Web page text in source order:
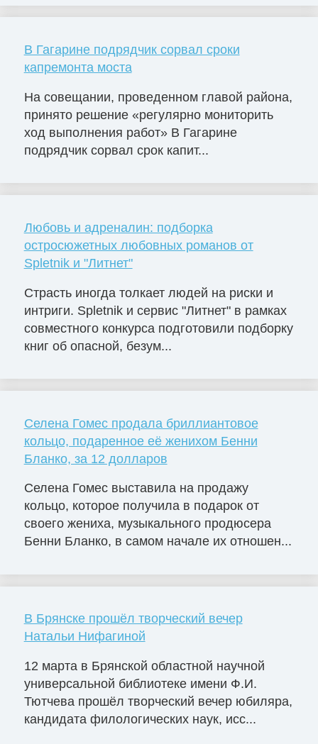
В Гагарине подрядчик сорвал сроки
капремонта моста
На совещании, проведенном главой района,
принято решение «регулярно мониторить
ход выполнения работ» В Гагарине
подрядчик сорвал срок капит...
Любовь и адреналин: подборка
остросюжетных любовных романов от
Spletnik и "Литнет"
Страсть иногда толкает людей на риски и
интриги. Spletnik и сервис "Литнет" в рамках
совместного конкурса подготовили подборку
книг об опасной, безум...
Селена Гомес продала бриллиантовое
кольцо, подаренное её женихом Бенни
Бланко, за 12 долларов
Селена Гомес выставила на продажу
кольцо, которое получила в подарок от
своего жениха, музыкального продюсера
Бенни Бланко, в самом начале их отношен...
В Брянске прошёл творческий вечер
Натальи Нифагиной
12 марта в Брянской областной научной
универсальной библиотеке имени Ф.И.
Тютчева прошёл творческий вечер юбиляра,
кандидата филологических наук, исс...